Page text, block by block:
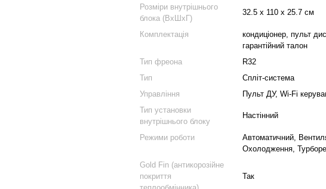
Розміри внутрішнього
блока (ВхШхГ)
32.5 х 110 х 25.7 см
Комплектація
кондиціонер, пульт
гарантійний талон
Тип фреона
R32
Тип
Спліт-система
Управління
Пульт ДУ, Wi-Fi
Тип установки
внутрішнього блоку
Настінний
Режими роботи
Автоматичний,
Охолодження,
Gold Fin (антикорозійне
покриття
Так